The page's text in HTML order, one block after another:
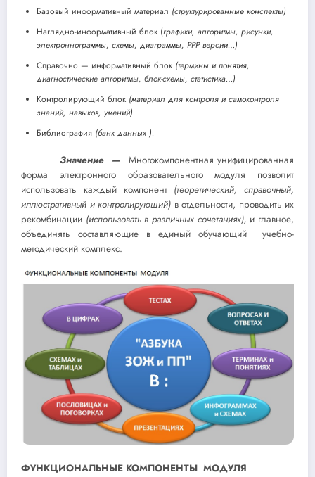
Базовый информативный материал (структурированные конспекты)
Наглядно-информативный блок (графики, алгоритмы, рисунки,
электроннограммы, схемы, диаграммы, РРР версии…)
Справочно — информативный блок (термины и понятия,
диагностические алгоритмы, блок-схемы, статистика…)
Контролирующий блок (материал для контроля и самоконтроля
знаний, навыков, умений)
Библиография (банк данных ).
Значение —
Многокомпонентная унифицированная
форма электронного образовательного модуля позволит
использовать каждый компонент (теоретический, справочный,
иллюстративный и контролирующий) в отдельности, проводить их
рекомбинации (использовать в различных сочетаниях), и главное,
объединять составляющие в единый обучающий учебно-
методический комплекс.
ФУНКЦИОНАЛЬНЫЕ КОМПОНЕНТЫ МОДУЛЯ